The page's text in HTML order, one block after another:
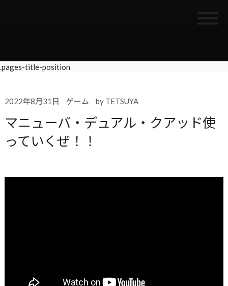
.pages-title-position
2022年8月31日 ゲーム by TETSUYA
マニューバ・デュアル・クアッド使
っていくぜ！！